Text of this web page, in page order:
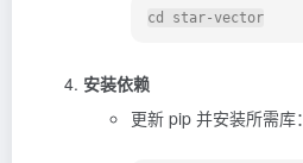
安装依赖
更新 pip 并安装所需库：